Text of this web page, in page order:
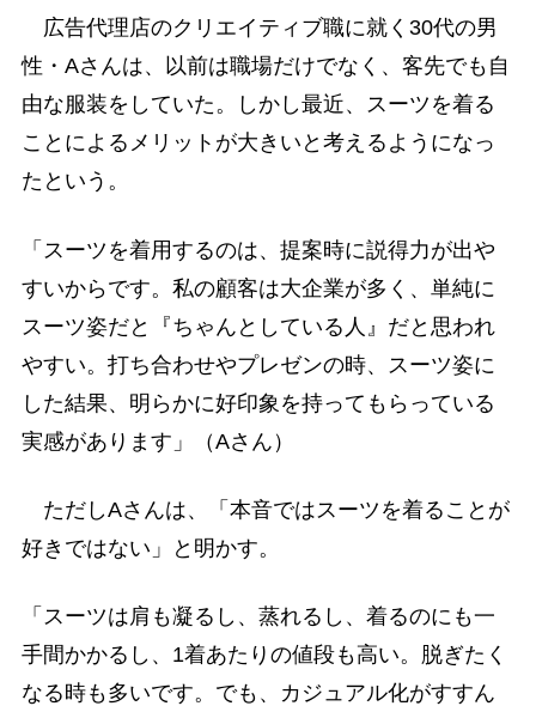
広告代理店のクリエイティブ職に就く30代の男
性・Aさんは、以前は職場だけでなく、客先でも自
由な服装をしていた。しかし最近、スーツを着る
ことによるメリットが大きいと考えるようになっ
たという。
「スーツを着用するのは、提案時に説得力が出や
すいからです。私の顧客は大企業が多く、単純に
スーツ姿だと『ちゃんとしている人』だと思われ
やすい。打ち合わせやプレゼンの時、スーツ姿に
した結果、明らかに好印象を持ってもらっている
実感があります」（Aさん）
ただしAさんは、「本音ではスーツを着ることが
好きではない」と明かす。
「スーツは肩も凝るし、蒸れるし、着るのにも一
手間かかるし、1着あたりの値段も高い。脱ぎたく
なる時も多いです。でも、カジュアル化がすすん